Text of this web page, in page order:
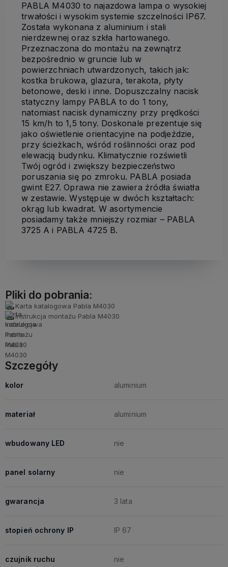
PABLA M4030 to najazdowa lampa o wysokiej
trwałości i wysokim systemie szczelności IP67.
Została wykonana z aluminium i stali
nierdzewnej oraz szkła hartowanego.
Przeznaczona do montażu na zewnątrz
bezpośrednio w gruncie lub w
powierzchniach utwardzonych, takich jak:
kostka brukowa, glazura, terakota, płyty
betonowe, deski i inne. Dopuszczalny nacisk
statyczny lampy PABLA to do 1 tony,
natomiast nacisk dynamiczny przy prędkości
15 km/h to 1,5 tony. Doskonale prezentuje się
jako oświetlenie orientacyjne na podjeździe,
przy ścieżkach, wśród roślinności oraz pod
elewacją budynku. Klimatycznie rozświetli
Twój ogród i zwiększy bezpieczeństwo
poruszania się po zmroku. PABLA posiada
gwint E27. Oprawa nie zawiera źródła światła
w zestawie. Występuje w dwóch kształtach:
okrąg lub kwadrat. W asortymencie
posiadamy także mniejszy rozmiar – PABLA
3725 A i PABLA 4725 B.
Pliki do pobrania:
Karta katalogowa Pabla M4030
Instrukcja montażu Pabla M4030
Szczegóły
kolor aluminium
materiał aluminium
wbudowany LED nie
panel solarny nie
gwarancja 3 lata
stopień ochrony IP IP 67
czujnik ruchu nie